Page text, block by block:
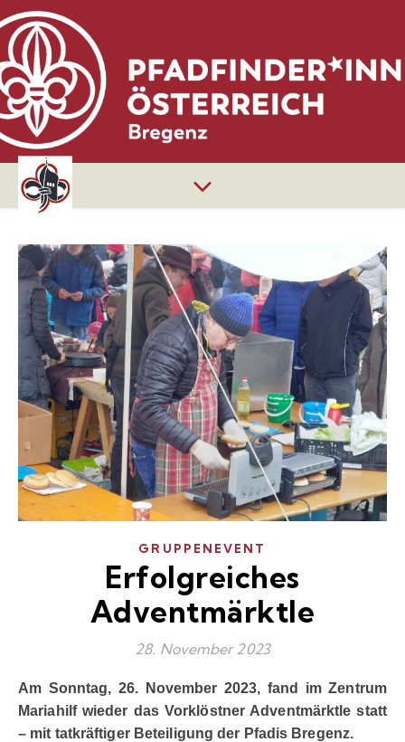
GRUPPENEVENT
Erfolgreiches
Adventmärktle
28. November 2023
Am Sonntag, 26. November 2023, fand im Zentrum
Mariahilf wieder das Vorklöstner Adventmärktle statt
– mit tatkräftiger Beteiligung der Pfadis Bregenz.